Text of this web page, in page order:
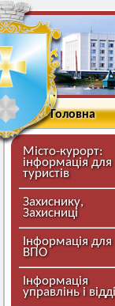
Головна
Місто-курорт:
інформація для
туристів
Захиснику,
Захисниці
Інформація для
ВПО
Інформація
управлінь і